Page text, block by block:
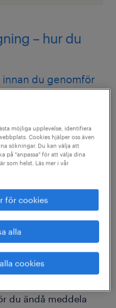
– hur du
du genomför
inte anger
. De kommer att
referensernas
i
du, enligt GDPR,
intresseatt
utan samtycke. I
maktobalans mellan
arbetssökande
du ändå meddela
möjliga upplevelse, identifiera
Cookies hjälper oss även
sökningar. Du kan välja att
på "anpassa" för att välja dina
som helst. Läs mer i vår
för cookies
alla
cookies